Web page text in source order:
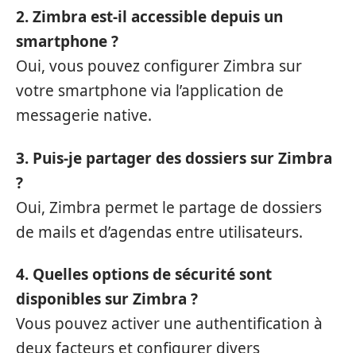
2. Zimbra est-il accessible depuis un
smartphone ?
Oui, vous pouvez configurer Zimbra sur
votre smartphone via l’application de
messagerie native.
3. Puis-je partager des dossiers sur Zimbra
?
Oui, Zimbra permet le partage de dossiers
de mails et d’agendas entre utilisateurs.
4. Quelles options de sécurité sont
disponibles sur Zimbra ?
Vous pouvez activer une authentification à
deux facteurs et configurer divers